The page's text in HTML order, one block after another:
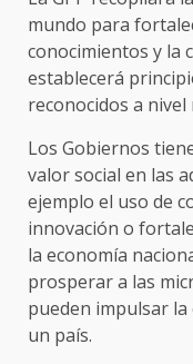
mundo para
conocimientos y la
establecerá
reconocidos a nivel
Los Gobiernos
valor social en las
ejemplo el uso de
innovación o
la economía
prosperar a las
pueden impulsar
un país.